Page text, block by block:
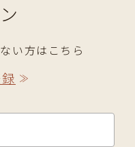
い方はこちら
≫